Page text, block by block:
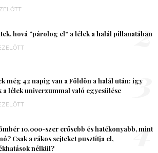
hová “párolog el” a lélek a halál pillanatában
2
még 42 napig van a Földön a halál után: így
a lélek univerzummal való egyesülése
3
10.000-szer erősebb és hatékonyabb, mint
Csak a rákos sejteket pusztítja el,
nélkül?
4